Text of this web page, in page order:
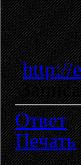
http://
Ответ
Печать